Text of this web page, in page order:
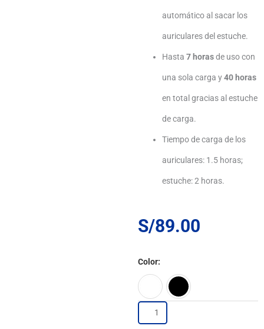
automático al sacar los
auriculares del estuche.
Hasta7 horasde uso con
una sola carga y40 horas
en total gracias al estuche
de carga.
Tiempo de carga de los
auriculares: 1.5 horas;
estuche: 2 horas.
S/89.00
Color
SoundPEATS
Clear
Pods
Auriculares